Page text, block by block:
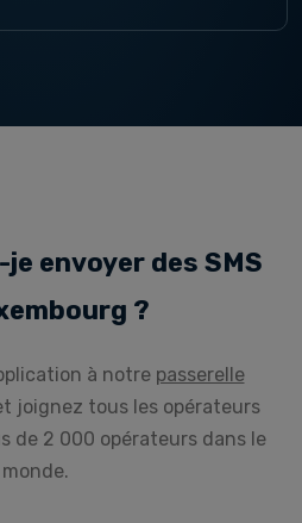
envoyer des SMS
?
à notre passerelle
joignez tous les opérateurs
de 2 000 opérateurs dans le
monde.